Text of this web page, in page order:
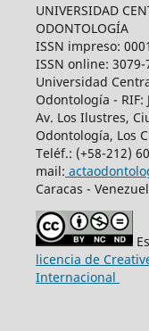
UNIVERSIDAD
ODONTOLOGÍA
ISSN impreso:
ISSN online: 3079-
Universidad
Odontología - RIF:
Av. Los Ilustres,
Odontología, Los
Teléf.: (+58-212)
mail:
Caracas -
licencia de
Internacional